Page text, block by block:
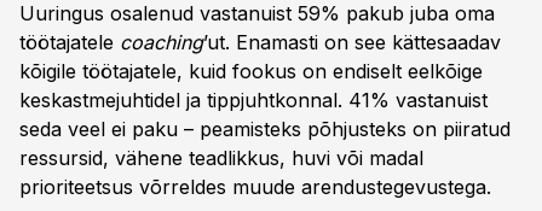
Uuringus osalenud vastanuist 59% pakub juba oma
töötajatele coaching’ut. Enamasti on see kättesaadav
kõigile töötajatele, kuid fookus on endiselt eelkõige
keskastmejuhtidel ja tippjuhtkonnal. 41% vastanuist
seda veel ei paku – peamisteks põhjusteks on piiratud
ressursid, vähene teadlikkus, huvi või madal
prioriteetsus võrreldes muude arendustegevustega.